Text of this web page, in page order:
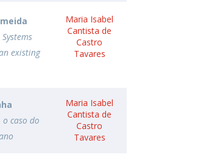
existing
Maria Isabel
Cantista de
Castro
Tavares
o caso do
Maria Isabel
Cantista de
Castro
Tavares